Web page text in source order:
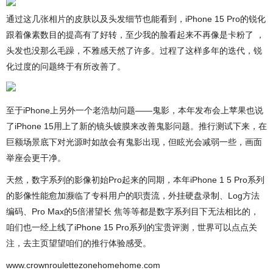
通过这几张相片的皮肤以及头发细节也能看到，iPhone 15 Pro的锐化
跟着像素数目的提高有了好转，至少我的脸看起来不再像是卡粉了 ，
头发也没那么毛躁，不雅感天然了许多。过程了这样多年的迭代，锐
化过度的问题终于有所改善了。
至于iPhone上另外一个老浩劫问题——鬼影，本年发布会上苹果也说
了iPhone 15用上了新的镜头镀膜来改善鬼影问题。推行测试下来，在
巨额场景底下对光源时如故会有鬼影出现，但眩光会减弱一些，画面
举座会更干净。
天然，数字系列的影像初始Pro起来的同期，本年iPhone 1 5 Pro系列
的影像性能愈加濒临了专科用户的职责流，外挂硬盘录制、Log方法
编码、Pro Max的5倍潜望长 焦等等都是数字系列目下无法相比的，
咱们也一经上线了iPhone 15 Pro系列的宝贵评测，世界可以点点关
注，去主页望望咱们的推行体验感受。
www.crownroulettezonehomehome.com